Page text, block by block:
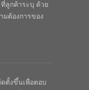
ลูกค้าระบุ ด้วย
มต้องการของ
ตั้งขึ้นเพื่อตอบ